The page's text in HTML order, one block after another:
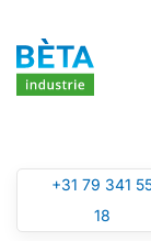
Overslaan
+31 79 341
18